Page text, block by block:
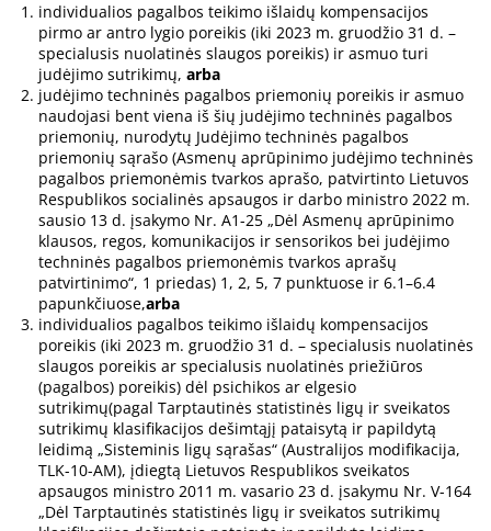
individualios pagalbos teikimo išlaidų kompensacijos
pirmo ar antro lygio poreikis (iki 2023 m. gruodžio 31 d. –
specialusis nuolatinės slaugos poreikis) ir asmuo turi
judėjimo sutrikimų, arba
judėjimo techninės pagalbos priemonių poreikis ir asmuo
naudojasi bent viena iš šių judėjimo techninės pagalbos
priemonių, nurodytų Judėjimo techninės pagalbos
priemonių sąrašo (Asmenų aprūpinimo judėjimo techninės
pagalbos priemonėmis tvarkos aprašo, patvirtinto Lietuvos
Respublikos socialinės apsaugos ir darbo ministro 2022 m.
sausio 13 d. įsakymo Nr. A1-25 „Dėl Asmenų aprūpinimo
klausos, regos, komunikacijos ir sensorikos bei judėjimo
techninės pagalbos priemonėmis tvarkos aprašų
patvirtinimo“, 1 priedas) 1, 2, 5, 7 punktuose ir 6.1–6.4
papunkčiuose,arba
individualios pagalbos teikimo išlaidų kompensacijos
poreikis (iki 2023 m. gruodžio 31 d. – specialusis nuolatinės
slaugos poreikis ar specialusis nuolatinės priežiūros
(pagalbos) poreikis) dėl psichikos ar elgesio
sutrikimų(pagal Tarptautinės statistinės ligų ir sveikatos
sutrikimų klasifikacijos dešimtąjį pataisytą ir papildytą
leidimą „Sisteminis ligų sąrašas“ (Australijos modifikacija,
TLK-10-AM), įdiegtą Lietuvos Respublikos sveikatos
apsaugos ministro 2011 m. vasario 23 d. įsakymu Nr. V-164
„Dėl Tarptautinės statistinės ligų ir sveikatos sutrikimų